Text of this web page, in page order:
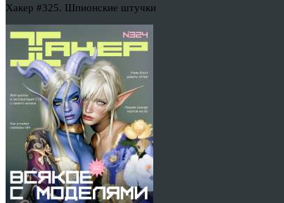
Хакер #325. Шпионские штучки